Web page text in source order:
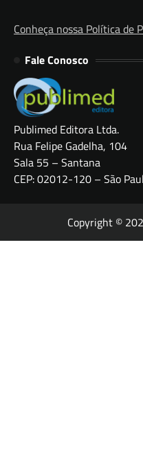
Conheça nossa Política de
Fale Conosco
Publimed Editora Ltda.
Rua Felipe Gadelha, 104
Sala 55 – Santana
CEP: 02012-120 – São
Copyright ©